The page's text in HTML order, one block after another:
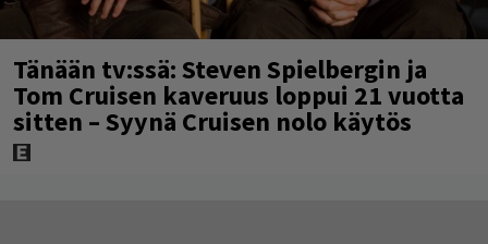
Tänään tv:ssä: Steven Spielbergin ja
Tom Cruisen kaveruus loppui 21 vuotta
sitten – Syynä Cruisen nolo käytös